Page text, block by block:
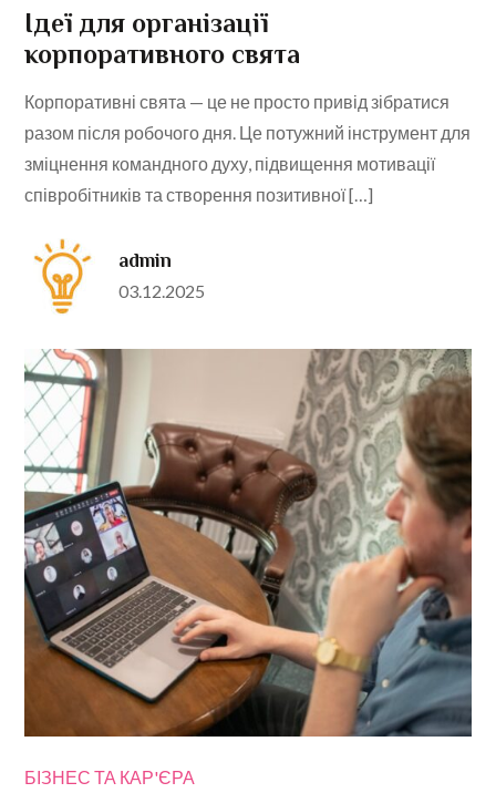
Ідеї для організації
корпоративного свята
Корпоративні свята — це не просто привід зібратися
разом після робочого дня. Це потужний інструмент для
зміцнення командного духу, підвищення мотивації
співробітників та створення позитивної […]
admin
Posted
03.12.2025
БІЗНЕС ТА КАР'ЄРА